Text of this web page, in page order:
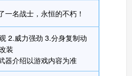
一名战士，永恒的不朽！
2.威力强劲 3.分身复制动
装
器介绍以游戏内容为准